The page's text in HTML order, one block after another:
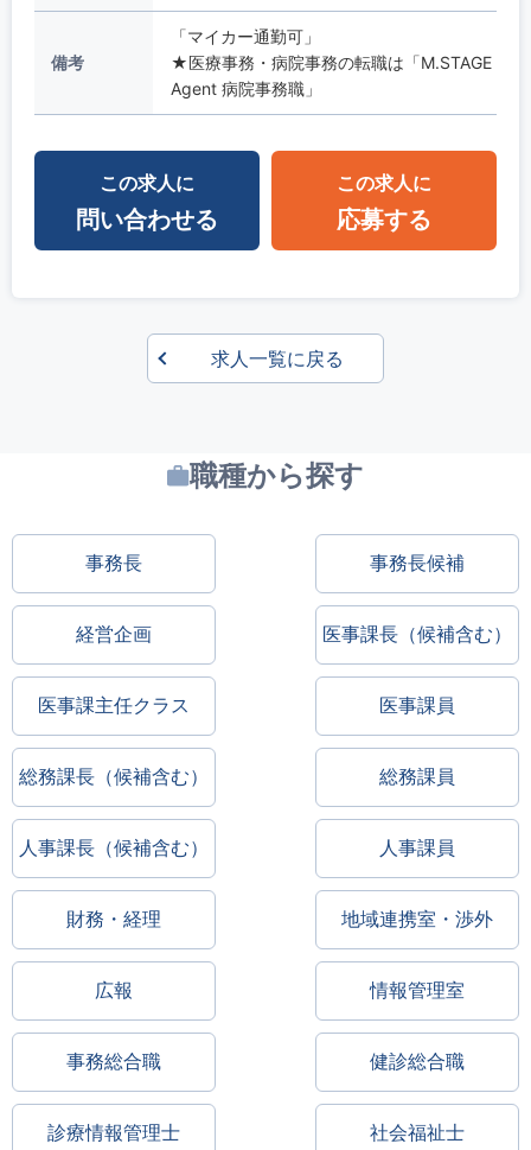
備考
「マイカー通勤可」
★医療事務・病院事務の転職は「M.STAGE
Agent 病院事務職」
この求人に
問い合わせる
この求人に
応募する
求人一覧に戻る
職種から探す
事務長 事務長候補
経営企画 医事課長（候補含む）
医事課主任クラス 医事課員
総務課長（候補含む） 総務課員
人事課長（候補含む） 人事課員
財務・経理 地域連携室・渉外
広報 情報管理室
事務総合職 健診総合職
診療情報管理士 社会福祉士